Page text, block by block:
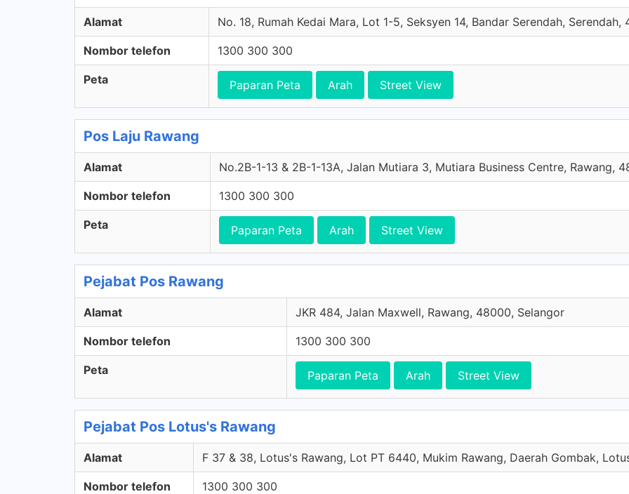
Alamat No. 18, Rumah Kedai Mara, Lot 1-5, Seksyen 14, Bandar Serendah,
Nombor telefon 1300 300 300
Peta Paparan Peta Arah Street View
Pos Laju Rawang
Alamat No.2B-1-13 & 2B-1-13A, Jalan Mutiara 3, Mutiara Business Centre, Rawang,
Nombor telefon 1300 300 300
Peta Paparan Peta Arah Street View
Pejabat Pos Rawang
Alamat JKR 484, Jalan Maxwell, Rawang, 48000, Selangor
Nombor telefon 1300 300 300
Peta Paparan Peta Arah Street View
Pejabat Pos Lotus's Rawang
Alamat F 37 & 38, Lotus's Rawang, Lot PT 6440, Mukim Rawang, Daerah Gombak,
Nombor telefon 1300 300 300